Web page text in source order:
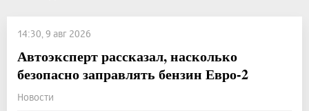
14:30, 9 авг 2026
Автоэксперт рассказал, насколько
безопасно заправлять бензин Евро-2
Новости